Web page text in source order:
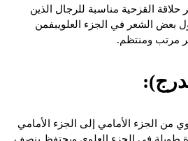
القزحية مناسبة للرجال الذين
الشعر في الجزء العلويبفمن
مرتب ومنتظم.
من الجزء الأمامي إلى الجزء الأمامي